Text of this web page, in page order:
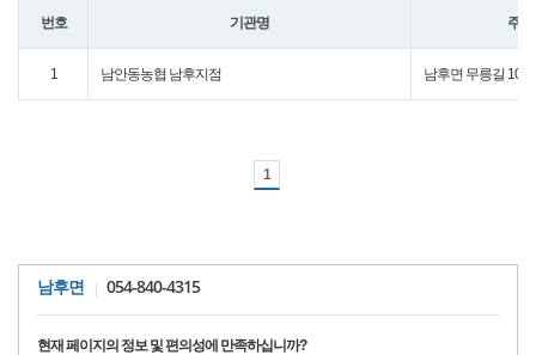
번호 기관명 주소
1 남안동농협 남후지점 남후면 무릉길 109
1
남후면 054-840-4315
현재 페이지의 정보 및 편의성에 만족하십니까?